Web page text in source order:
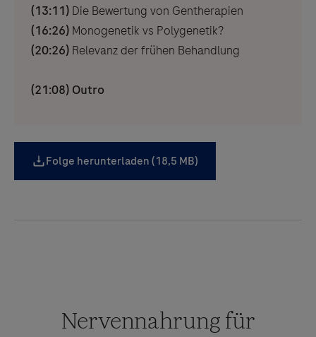
(13:11) Die Bewertung von Gentherapien
(16:26) Monogenetik vs Polygenetik?
(20:26) Relevanz der frühen Behandlung
(21:08) Outro
Folge herunterladen (18,5 MB)
Nervennahrung für